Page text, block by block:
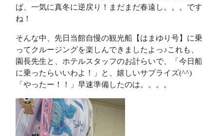
ば、一気に真冬に逆戻り！まだまだ春遠し。。。です
ね！
そんな中、先日当館自慢の観光船【はまゆり号】に乗
ってクルージングを楽しんできましたよっ♪これも、
園長先生と、ホテルスタッフのお計らいで、「今日船
に乗ったらいいわよ！」と、嬉しいサプライズ(^^)
「やったー！！」早速準備したのは。。。。